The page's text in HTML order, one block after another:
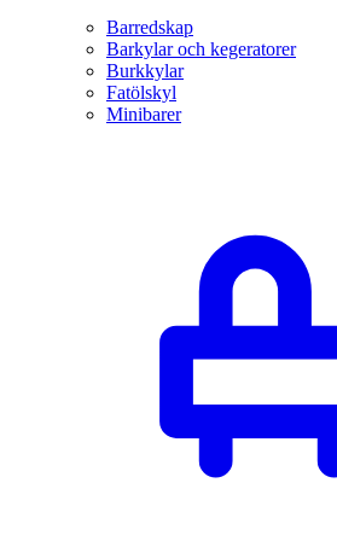
Barredskap
Barkylar och kegeratorer
Burkkylar
Fatölskyl
Minibarer